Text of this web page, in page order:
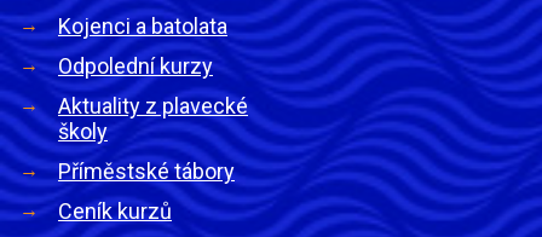
Kojenci a batolata
Odpolední kurzy
Aktuality z plavecké
školy
Příměstské tábory
Ceník kurzů